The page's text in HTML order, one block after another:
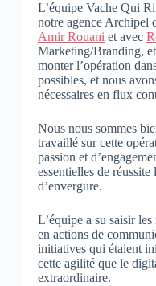
L’équipe Vache Qui
notre agence Archipel
Amir Rouani et avec
Marketing/Branding,
monter l’opération
possibles, et nous
nécessaires en flux
Nous nous sommes
travaillé sur cette
passion et
essentielles de
d’envergure.
L’équipe a su saisir
en actions de
initiatives qui étaient
cette agilité que le
extraordinaire.